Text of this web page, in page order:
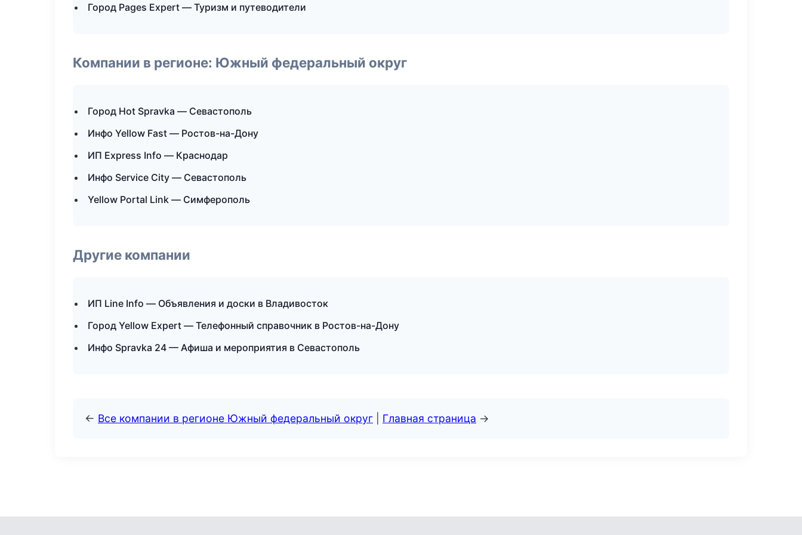
Город Pages Expert — Туризм и путеводители
Компании в регионе: Южный федеральный округ
Город Hot Spravka — Севастополь
Инфо Yellow Fast — Ростов-на-Дону
ИП Express Info — Краснодар
Инфо Service City — Севастополь
Yellow Portal Link — Симферополь
Другие компании
ИП Line Info — Объявления и доски в Владивосток
Город Yellow Expert — Телефонный справочник в Ростов-на-Дону
Инфо Spravka 24 — Афиша и мероприятия в Севастополь
← Все компании в регионе Южный федеральный округ Главная страница →